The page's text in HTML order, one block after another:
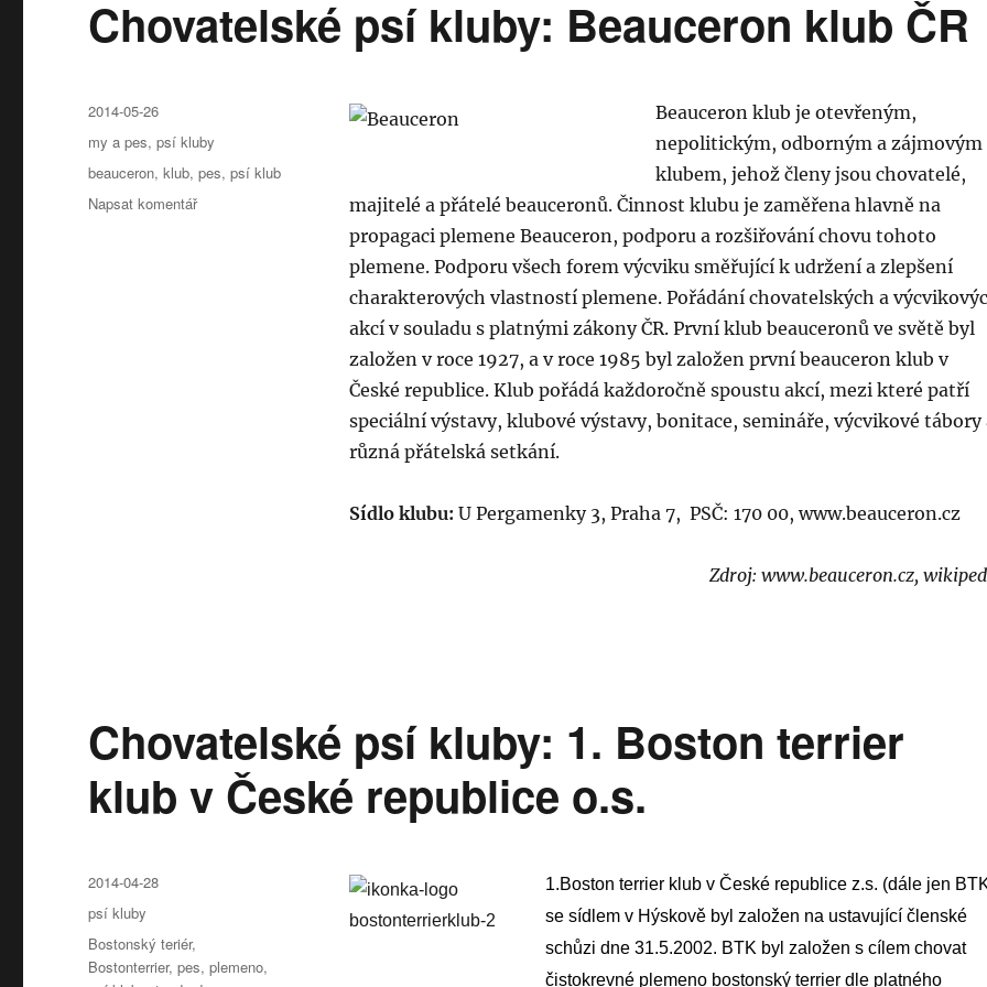
Chovatelské psí kluby: Beauceron klub ČR
Beauceron klub je otevřeným,
nepolitickým, odborným a zájmovým
klubem, jehož členy jsou chovatelé,
majitelé a přátelé beauceronů. Činnost klubu je zaměřena hlavně na
propagaci plemene Beauceron, podporu a rozšiřování chovu tohoto
plemene. Podporu všech forem výcviku směřující k udržení a zlepšení
charakterových vlastností plemene. Pořádání chovatelských a
akcí v souladu s platnými zákony ČR. První klub beauceronů ve světě byl
založen v roce 1927, a v roce 1985 byl založen první beauceron klub v
České republice. Klub pořádá každoročně spoustu akcí, mezi které patří
speciální výstavy, klubové výstavy, bonitace, semináře, výcvikové tábory
různá přátelská setkání.
Sídlo klubu: U Pergamenky 3, Praha 7, PSČ: 170 00, www.beauceron.cz
Zdroj: www.beauceron.cz,
Publikováno:
2014-05-26
Rubriky:
my a pes,psí kluby
Štítky:
beauceron,klub,pes,psí klub
Napsat komentářpro
Chovatelské psí kluby: 1. Boston terrier
klub v České republice o.s.
1.Boston terrier klub v České republice z.s. (dále jen
se sídlem v Hýskově byl založen na ustavující členské
schůzi dne 31.5.2002. BTK byl založen s cílem chovat
čistokrevné plemeno bostonský terrier dle platného
Publikováno:
2014-04-28
Rubriky:
psí kluby
Štítky:
Bostonský teriér,
Bostonterrier,pes,plemeno,